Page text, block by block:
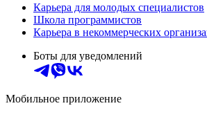
Карьера для молодых специалистов
Школа программистов
Карьера в некоммерческих
Боты для уведомлений
Мобильное приложение